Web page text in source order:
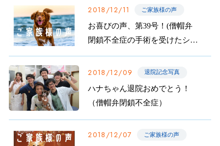
2018/12/11 ご家族様の声
お喜びの声、第39号！(僧帽弁
閉鎖不全症の手術を受けたシロ
ちゃんのご家族から)
2018/12/09 退院記念写真
ハナちゃん退院おめでとう！
（僧帽弁閉鎖不全症）
2018/12/07 ご家族様の声